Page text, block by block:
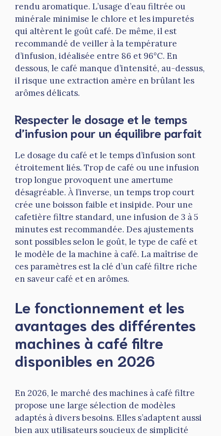
rendu aromatique. L’usage d’eau filtrée ou
minérale minimise le chlore et les impuretés
qui altèrent le goût café. De même, il est
recommandé de veiller à la température
d’infusion, idéalisée entre 86 et 96°C. En
dessous, le café manque d’intensité, au-dessus,
il risque une extraction amère en brûlant les
arômes délicats.
Respecter le dosage et le temps
d’infusion pour un équilibre parfait
Le dosage du café et le temps d’infusion sont
étroitement liés. Trop de café ou une infusion
trop longue provoquent une amertume
désagréable. À l’inverse, un temps trop court
crée une boisson faible et insipide. Pour une
cafetière filtre standard, une infusion de 3 à 5
minutes est recommandée. Des ajustements
sont possibles selon le goût, le type de café et
le modèle de la machine à café. La maîtrise de
ces paramètres est la clé d’un café filtre riche
en saveur café et en arômes.
Le fonctionnement et les
avantages des différentes
machines à café filtre
disponibles en 2026
En 2026, le marché des machines à café filtre
propose une large sélection de modèles
adaptés à divers besoins. Elles s’adaptent aussi
bien aux utilisateurs soucieux de simplicité